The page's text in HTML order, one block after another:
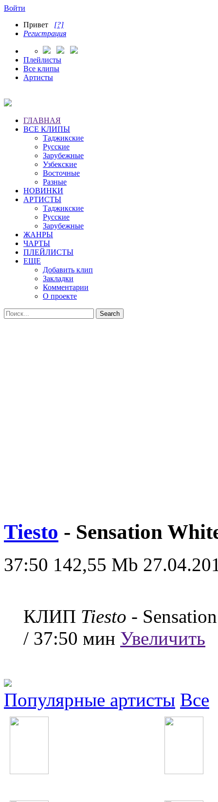
Войти
Привет [?]
Регистрация
Плейлисты
Все клипы
Артисты
ГЛАВНАЯ
ВСЕ КЛИПЫ
Таджикские
Русские
Зарубежные
Узбекские
Восточные
Разные
НОВИНКИ
АРТИСТЫ
Таджикские
Русские
Зарубежные
ЖАНРЫ
ЧАРТЫ
ПЛЕЙЛИСТЫ
ЕЩЕ
Добавить клип
Закладки
Комментарии
О проекте
Tiesto - Sensation
37:50 142,55 Mb
КЛИП Tiesto -
/ 37:50 мин Увеличить
Популярные артисты Все